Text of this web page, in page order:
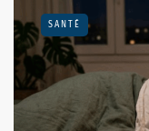
SANTÉ